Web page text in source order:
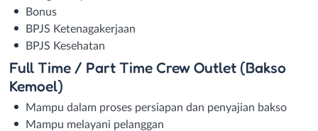
Bonus
BPJS Ketenagakerjaan
BPJS Kesehatan
Full Time / Part Time Crew Outlet (Bakso
Kemoel)
Mampu dalam proses persiapan dan penyajian bakso
Mampu melayani pelanggan